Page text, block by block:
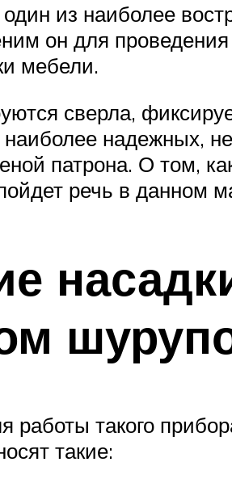
из наиболее
он для
мебели.
сверла,
надежных,
патрона. О том,
речь в данном
работы такого
такие: